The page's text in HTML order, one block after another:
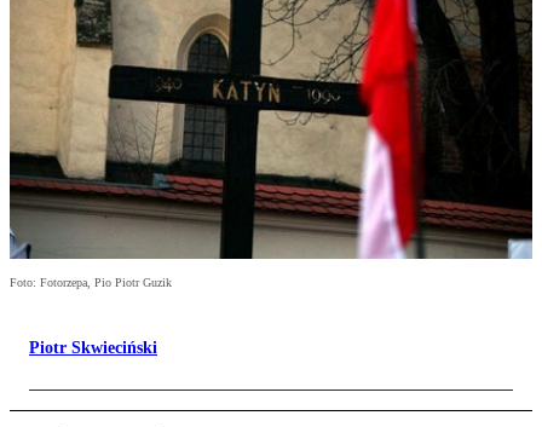
Foto: Fotorzepa, Pio Piotr Guzik
Piotr Skwieciński